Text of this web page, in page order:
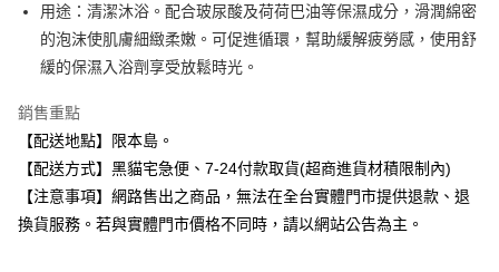
國泰世華商業銀行
兆豐國際商業銀行
臺灣中小企業銀行
台中商業銀行
匯豐（台灣）商業銀行
聯邦商業銀行
元大商業銀行
台新國際商業銀行
台灣樂天信用卡公司
Apple Pay
街口支付
悠遊付
Google Pay
全盈+PAY
大哥付你分期
用途：清潔沐浴。配合玻尿酸及荷荷巴油等保濕成分，滑潤綿密
的泡沫使肌膚細緻柔嫩。可促進循環，幫助緩解疲勞感，使用舒
緩的保濕入浴劑享受放鬆時光。
銷售重點
【配送地點】限本島。
【配送方式】黑貓宅急便、7-24付款取貨(超商進貨材積限制內)
【注意事項】網路售出之商品，無法在全台實體門市提供退款、退
換貨服務。若與實體門市價格不同時，請以網站公告為主。